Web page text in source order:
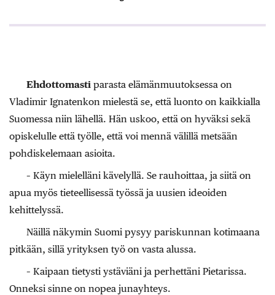
Ehdottomasti parasta elämänmuutoksessa on
Vladimir Ignatenkon mielestä se, että luonto on kaikkialla
Suomessa niin lähellä. Hän uskoo, että on hyväksi sekä
opiskelulle että työlle, että voi mennä välillä metsään
pohdiskelemaan asioita.
– Käyn mielelläni kävelyllä. Se rauhoittaa, ja siitä on
apua myös tieteellisessä työssä ja uusien ideoiden
kehittelyssä.
Näillä näkymin Suomi pysyy pariskunnan kotimaana
pitkään, sillä yrityksen työ on vasta alussa.
– Kaipaan tietysti ystäviäni ja perhettäni Pietarissa.
Onneksi sinne on nopea junayhteys.